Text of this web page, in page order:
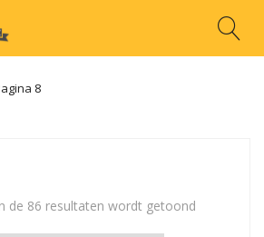
8
de 86 resultaten wordt getoond